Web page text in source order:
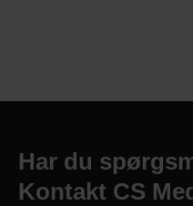
Har du
Kontakt CS